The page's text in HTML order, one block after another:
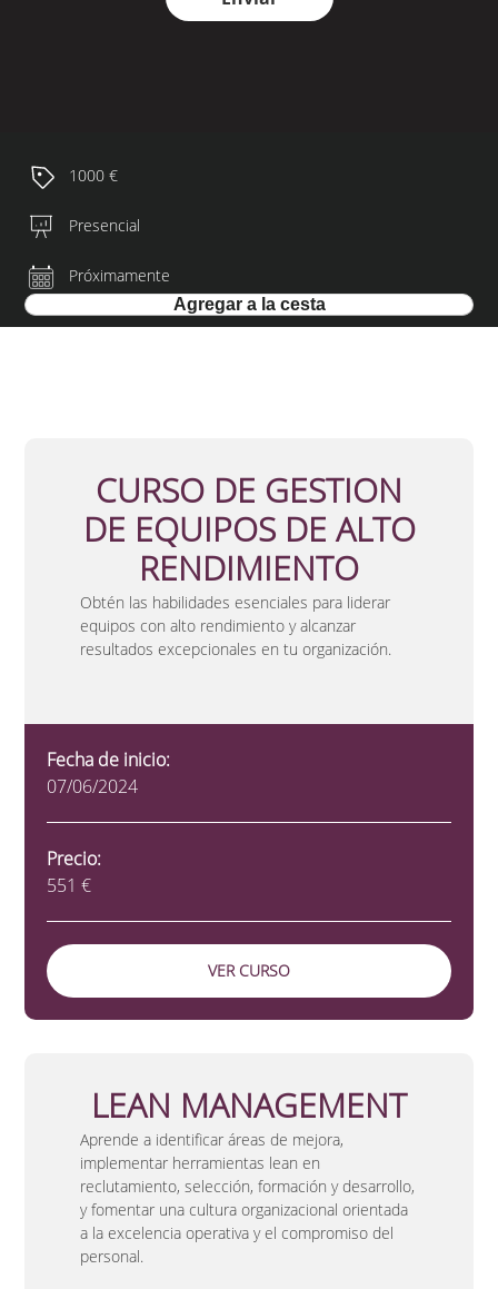
1000 €
Presencial
Próximamente
CURSO DE GESTION
DE EQUIPOS DE ALTO
RENDIMIENTO
Obtén las habilidades esenciales para liderar
equipos con alto rendimiento y alcanzar
resultados excepcionales en tu organización.
Fecha de inicio:
07/06/2024
Precio:
551 €
VER CURSO
LEAN MANAGEMENT
Aprende a identificar áreas de mejora,
implementar herramientas lean en
reclutamiento, selección, formación y desarrollo,
y fomentar una cultura organizacional orientada
a la excelencia operativa y el compromiso del
personal.